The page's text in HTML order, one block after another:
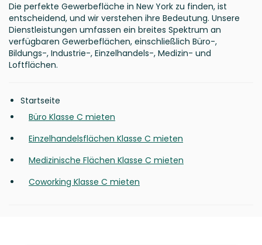
Die perfekte Gewerbefläche in New York zu finden, ist
entscheidend, und wir verstehen ihre Bedeutung. Unsere
Dienstleistungen umfassen ein breites Spektrum an
verfügbaren Gewerbeflächen, einschließlich Büro-,
Bildungs-, Industrie-, Einzelhandels-, Medizin- und
Loftflächen.
Startseite
Büro Klasse C mieten
Einzelhandelsflächen Klasse C mieten
Medizinische Flächen Klasse C mieten
Coworking Klasse C mieten